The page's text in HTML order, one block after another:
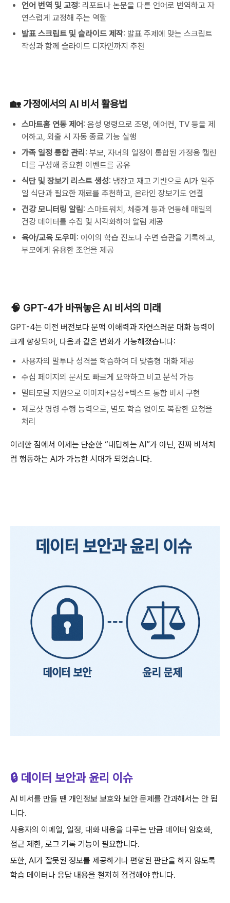
언어 번역 및 교정: 리포트나 논문을 다른 언어로 번역하고 자
연스럽게 교정해 주는 역할
발표 스크립트 및 슬라이드 제작: 발표 주제에 맞는 스크립트
작성과 함께 슬라이드 디자인까지 추천
🏡 가정에서의 AI 비서 활용법
스마트홈 연동 제어 : 음성 명령으로 조명, 에어컨, TV 등을 제
어하고, 외출 시 자동 종료 기능 실행
가족 일정 통합 관리 : 부모, 자녀의 일정이 통합된 가정용 캘린
더를 구성해 중요한 이벤트를 공유
식단 및 장보기 리스트 생성: 냉장고 재고 기반으로 AI가 일주
일 식단과 필요한 재료를 추천하고, 온라인 장보기도 연결
건강 모니터링 알림 : 스마트워치, 체중계 등과 연동해 매일의
건강 데이터를 수집 및 시각화하여 알림 제공
육아/교육 도우미 : 아이의 학습 진도나 수면 습관을 기록하고,
부모에게 유용한 조언을 제공
🧠 GPT-4가 바꿔놓은 AI 비서의 미래
GPT-4는 이전 버전보다 문맥 이해력과 자연스러운 대화 능력이
크게 향상되어, 다음과 같은 변화가 가능해졌습니다:
사용자의 말투나 성격을 학습하여 더 맞춤형 대화 제공
수십 페이지의 문서도 빠르게 요약하고 비교 분석 가능
멀티모달 지원으로 이미지+음성+텍스트 통합 비서 구현
제로샷 명령 수행 능력으로, 별도 학습 없이도 복잡한 요청을
처리
이러한 점에서 이제는 단순한 “대답하는 AI”가 아닌, 진짜 비서처
럼 행동하는 AI가 가능한 시대가 되었습니다.
🔒 데이터 보안과 윤리 이슈
AI 비서를 만들 땐 개인정보 보호와 보안 문제를 간과해서는 안 됩
니다.
사용자의 이메일, 일정, 대화 내용을 다루는 만큼 데이터 암호화,
접근 제한, 로그 기록 기능이 필요합니다.
또한, AI가 잘못된 정보를 제공하거나 편향된 판단을 하지 않도록
학습 데이터나 응답 내용을 철저히 점검해야 합니다.